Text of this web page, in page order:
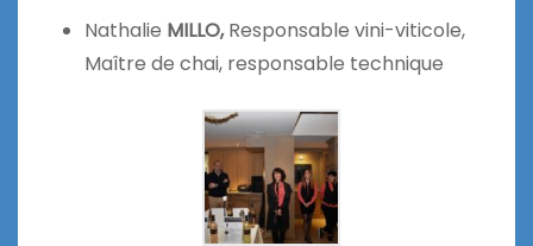
Nathalie MILLO,Responsable vini-viticole,
Maître de chai, responsable technique